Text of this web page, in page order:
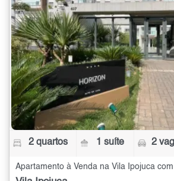
2 quartos 1 suíte 2
Apartamento à Venda na Vila Ipojuca